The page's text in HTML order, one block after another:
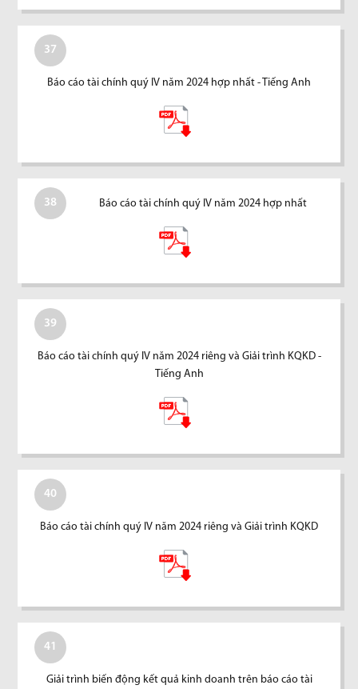
37
Báo cáo tài chính quý IV năm 2024 hợp nhất - Tiếng Anh
38 Báo cáo tài chính quý IV năm 2024 hợp nhất
39
Báo cáo tài chính quý IV năm 2024 riêng và Giải trình KQKD -
Tiếng Anh
40
Báo cáo tài chính quý IV năm 2024 riêng và Giải trình KQKD
41
Giải trình biến động kết quả kinh doanh trên báo cáo tài